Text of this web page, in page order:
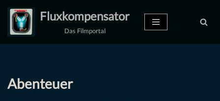
Zum
Inhalt
Fluxkompensator
Das Filmportal
Abenteuer